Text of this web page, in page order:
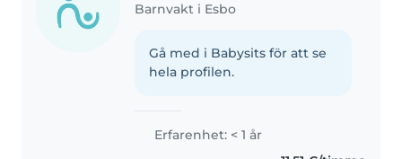
Barnvakt i Esbo
Gå med i Babysits för att se
hela profilen.
Erfarenhet: < 1 år